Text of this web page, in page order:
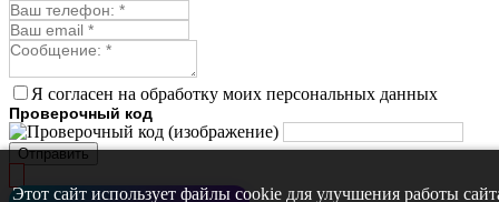
Синюха
Смесь лекарственных
Стевия
Тимьян ползучий (чабрец)
Фенхель лекарственный
Цикорий лекарственный
Череда лекарственная
Этот сайт использует файлы cookie для улучшения работы
Я согласен на обработку моих персональных данных
Проверочный код
Отправить